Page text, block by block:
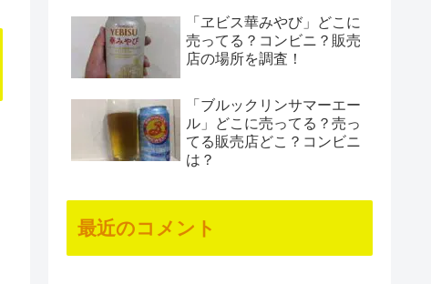
「ヱビス華みやび」どこに
売ってる？コンビニ？販売
店の場所を調査！
「ブルックリンサマーエー
ル」どこに売ってる？売っ
てる販売店どこ？コンビニ
は？
最近のコメント